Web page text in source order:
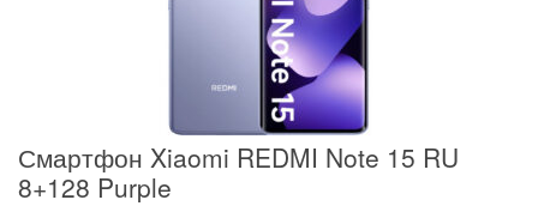
Смартфон Xiaomi REDMI Note 15 RU
8+128 Purple